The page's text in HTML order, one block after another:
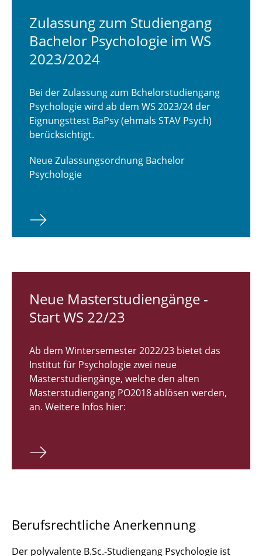
Arbeits-, Organisations- und
Sozialpsychologie
Forensische Psychologie
Ingenieur- und Verkehrspsychologie
Klinische Psychologie, Psychotherapie und
Psychologie soziotechnischer Systeme
Biopsychology (IPMB)
Ethikkommission
Zulassung zum Studiengang
Bachelor Psychologie im WS
2023/2024
Bei der Zulassung zum Bchelorstudiengang
Psychologie wird ab dem WS 2023/24 der
Eignungsttest BaPsy (ehmals STAV Psych)
berücksichtigt.
Neue Zulassungsordnung Bachelor
Psychologie
Neue Masterstudiengänge -
Start WS 22/23
Ab dem Wintersemester 2022/23 bietet das
Institut für Psychologie zwei neue
Masterstudiengänge, welche den alten
Masterstudiengang PO2018 ablösen werden,
an. Weitere Infos hier:
Berufsrechtliche Anerkennung
Der polyvalente B.Sc.-Studiengang Psychologie ist